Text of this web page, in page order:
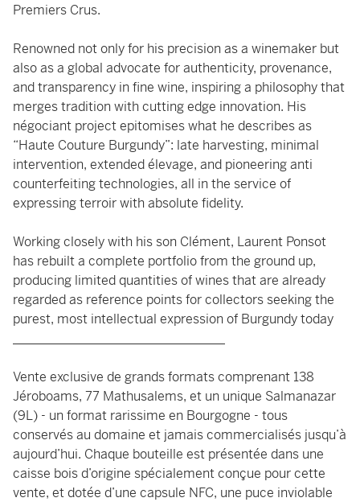
Premiers Crus.
Renowned not only for his precision as a winemaker but
also as a global advocate for authenticity, provenance,
and transparency in fine wine, inspiring a philosophy that
merges tradition with cutting edge innovation. His
négociant project epitomises what he describes as
“Haute Couture Burgundy”: late harvesting, minimal
intervention, extended élevage, and pioneering anti
counterfeiting technologies, all in the service of
expressing terroir with absolute fidelity.
Working closely with his son Clément, Laurent Ponsot
has rebuilt a complete portfolio from the ground up,
producing limited quantities of wines that are already
regarded as reference points for collectors seeking the
purest, most intellectual expression of Burgundy today
Vente exclusive de grands formats comprenant 138
Jéroboams, 77 Mathusalems, et un unique Salmanazar
(9L) - un format rarissime en Bourgogne - tous
conservés au domaine et jamais commercialisés jusqu’à
aujourd’hui. Chaque bouteille est présentée dans une
caisse bois d’origine spécialement conçue pour cette
vente, et dotée d’une capsule NFC, une puce inviolable